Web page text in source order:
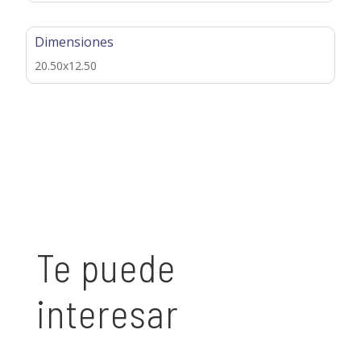
Dimensiones
20.50x12.50
Te puede
interesar